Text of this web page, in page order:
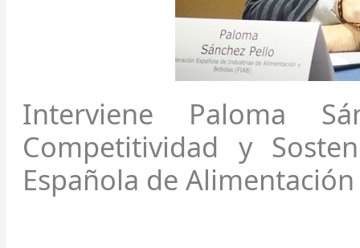
Interviene Paloma
Competitividad y
Española de